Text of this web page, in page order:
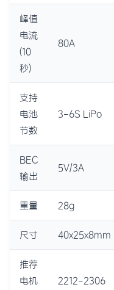
峰值
电流
(10
秒)
80A
支持
电池
节数
3-6S LiPo
BEC
输出
5V/3A
重量 28g
尺寸 40x25x8mm
推荐
电机
2212-2306